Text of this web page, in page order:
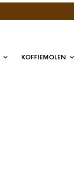
KOFFIEMOLEN